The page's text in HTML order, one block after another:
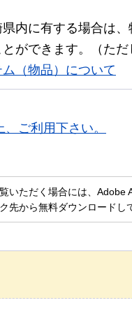
内に有する場合は
ができます。（た
（物品）について
ご利用下さい。
いただく場合には、
先から無料ダウンロードし